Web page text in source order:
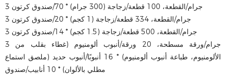
3 جرام/القطعة، 100 قطعة/زجاجة (300 جرام) * 70/صندوق كرتون
3 جرام/القطعة، 334 قطعة/زجاجة (1 كجم) * 20/صندوق كرتون
3 جرام/القطعة، 500 قطعة/زجاجة (1.5 كجم) * 14/صندوق كرتون
3 جرام/ورقة مسطحة، 20 ورقة/أنبوب ألومنيوم (غطاء بقلب من
الألومنيوم، طباعة أنبوب ألومنيوم) * 16 أنبوبًا/أنبوب حديد (ملصق استماع
مطلي بالألوان) * 10 أنابيب/صندوق